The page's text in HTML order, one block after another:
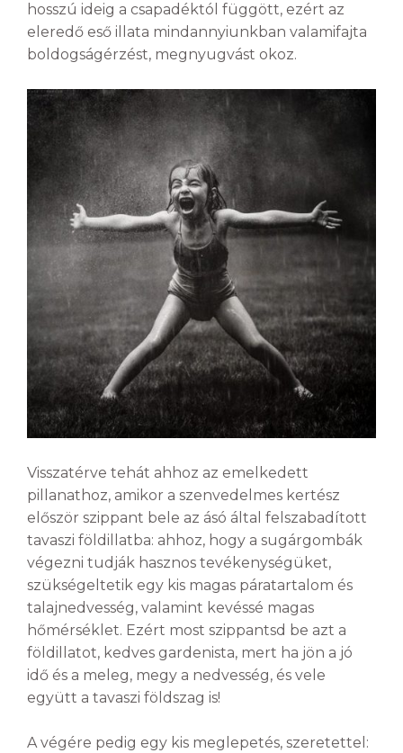
hosszú ideig a csapadéktól függött, ezért az
eleredő eső illata mindannyiunkban valamifajta
boldogságérzést, megnyugvást okoz.
Visszatérve tehát ahhoz az emelkedett
pillanathoz, amikor a szenvedelmes kertész
először szippant bele az ásó által felszabadított
tavaszi földillatba: ahhoz, hogy a sugárgombák
végezni tudják hasznos tevékenységüket,
szükségeltetik egy kis magas páratartalom és
talajnedvesség, valamint kevéssé magas
hőmérséklet. Ezért most szippantsd be azt a
földillatot, kedves gardenista, mert ha jön a jó
idő és a meleg, megy a nedvesség, és vele
együtt a tavaszi földszag is!
A végére pedig egy kis meglepetés, szeretettel: